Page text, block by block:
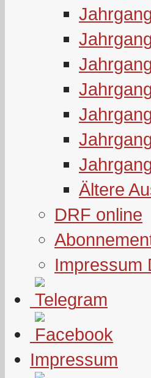
Ältere
DRF online
Impressum
Impressum